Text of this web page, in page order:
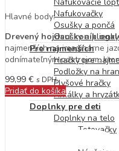
Nafukovačky
Osušky a pončá
Osušky a plienky
Pre najmenších
Hračky pre
Podložky na
Plyšové hračky
Hrkálky a
Doplnky pre deti
Doplnky na telo
Tetovačky
Hlavné body:
Drevený hojdací koník
najmenších na imaginárne
odnímateľným postrojom,
99,99 € s DPH
Pridať do košíka